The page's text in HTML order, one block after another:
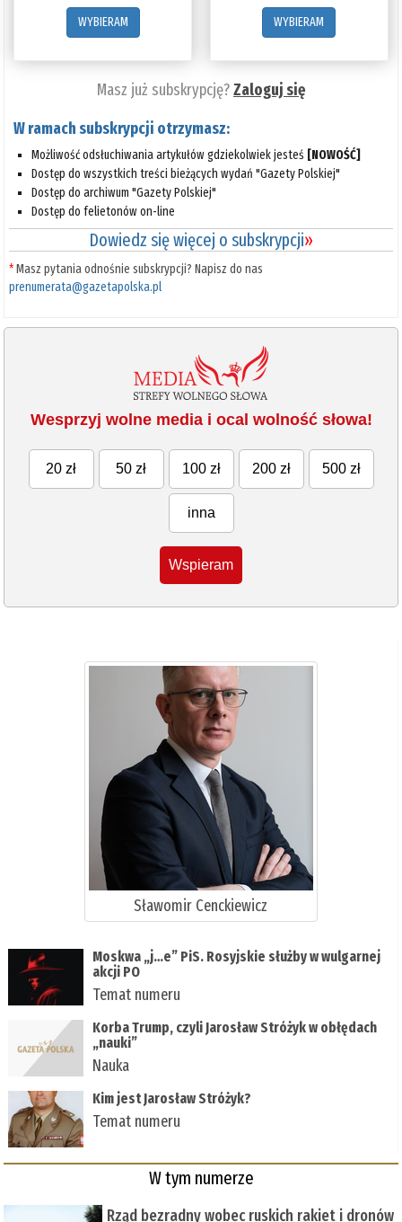
WYBIERAM
WYBIERAM
Masz już subskrypcję?Zaloguj się
W ramach subskrypcji otrzymasz:
Możliwość odsłuchiwania artykułów gdziekolwiek jesteś [NOWOŚĆ]
Dostęp do wszystkich treści bieżących wydań "Gazety Polskiej"
Dostęp do archiwum "Gazety Polskiej"
Dostęp do felietonów on-line
Dowiedz się więcej o subskrypcji»
*Masz pytania odnośnie subskrypcji? Napisz do nas
prenumerata@gazetapolska.pl
Wesprzyj wolne media i ocal wolność słowa!
20 zł 50 zł 100 zł 200 zł 500 zł
inna
Wspieram
Sławomir Cenckiewicz
Moskwa „j…e” PiS. Rosyjskie służby w wulgarnej
akcji PO
Temat numeru
Korba Trump, czyli Jarosław Stróżyk w obłędach
„nauki”
Nauka
Kim jest Jarosław Stróżyk?
Temat numeru
W tym numerze
Rząd bezradny wobec ruskich rakiet i dronów